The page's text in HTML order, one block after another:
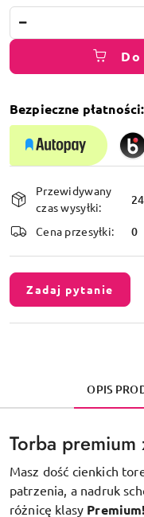
Bezpieczne płatności:
i
dostawa
Przewidywany
czas wysyłki:
Cena przesyłki: 0
Zadaj pytanie
OPIS
Torba
Masz dość cienkich
patrzenia, a nadruk
różnicę klasy Premium!